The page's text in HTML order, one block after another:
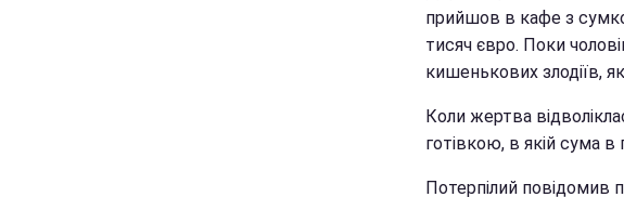
прийшов в кафе з
тисяч євро. Поки
кишенькових злодіїв,
Коли жертва
готівкою, в якій сума
Потерпілий повідомив